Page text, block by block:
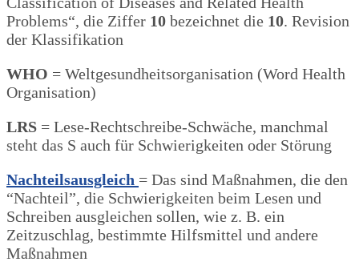
Problems“, die Ziffer 10 bezeichnet die 10. Revision
der Klassifikation
WHO = Weltgesundheitsorganisation (Word Health
Organisation)
LRS = Lese-Rechtschreibe-Schwäche, manchmal
steht das S auch für Schwierigkeiten oder Störung
Nachteilsausgleich = Das sind Maßnahmen, die den
“Nachteil”, die Schwierigkeiten beim Lesen und
Schreiben ausgleichen sollen, wie z. B. ein
Zeitzuschlag, bestimmte Hilfsmittel und andere
Maßnahmen